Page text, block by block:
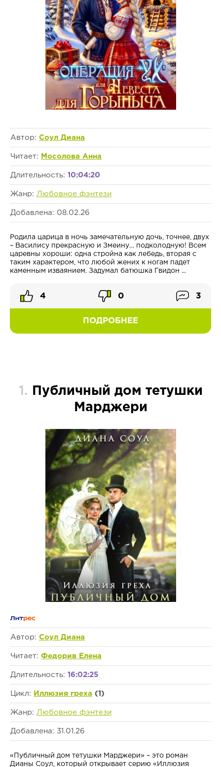
Автор: Соул Диана
Читает: Мосолова Анна
Длительность: 10:04:20
Жанр: Любовное фэнтези
Добавлена: 08.02.26
Родила царица в ночь замечательную дочь, точнее, двух
– Василису прекрасную и Змеину… подколодную! Всем
царевны хороши: одна стройна как лебедь, вторая с
таким характером, что любой жених к ногам падет
каменным изваянием. Задумал батюшка Гвидон ...
ПОДРОБНЕЕ
4 0 3
1.
Публичный дом тетушки
Марджери
Автор: Соул Диана
Читает: Федорив Елена
Длительность: 16:02:25
Цикл: Иллюзия греха (1)
Жанр: Любовное фэнтези
Добавлена: 31.01.26
«Публичный дом тетушки Марджери» – это роман
Дианы Соул, который открывает серию «Иллюзия